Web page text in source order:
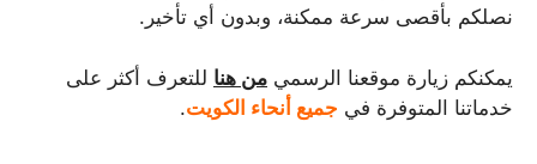
نصلكم بأقصى سرعة ممكنة، وبدون أي تأخير.
يمكنكم زيارة موقعنا الرسمي من هنا للتعرف أكثر على
خدماتنا المتوفرة في جميع أنحاء الكويت.